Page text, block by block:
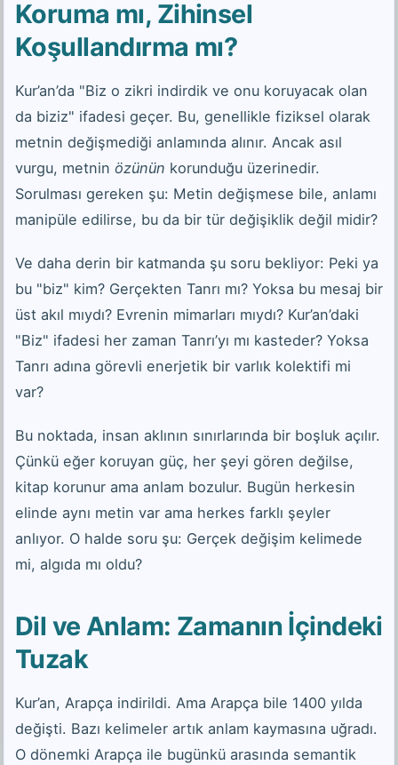
Koruma mı, Zihinsel
Koşullandırma mı?
Kur’an’da "Biz o zikri indirdik ve onu koruyacak olan
da biziz" ifadesi geçer. Bu, genellikle fiziksel olarak
metnin değişmediği anlamında alınır. Ancak asıl
vurgu, metnin özünün korunduğu üzerinedir.
Sorulması gereken şu: Metin değişmese bile, anlamı
manipüle edilirse, bu da bir tür değişiklik değil midir?
Ve daha derin bir katmanda şu soru bekliyor: Peki ya
bu "biz" kim? Gerçekten Tanrı mı? Yoksa bu mesaj bir
üst akıl mıydı? Evrenin mimarları mıydı? Kur’an’daki
"Biz" ifadesi her zaman Tanrı’yı mı kasteder? Yoksa
Tanrı adına görevli enerjetik bir varlık kolektifi mi
var?
Bu noktada, insan aklının sınırlarında bir boşluk açılır.
Çünkü eğer koruyan güç, her şeyi gören değilse,
kitap korunur ama anlam bozulur. Bugün herkesin
elinde aynı metin var ama herkes farklı şeyler
anlıyor. O halde soru şu: Gerçek değişim kelimede
mi, algıda mı oldu?
Dil ve Anlam: Zamanın İçindeki
Tuzak
Kur’an, Arapça indirildi. Ama Arapça bile 1400 yılda
değişti. Bazı kelimeler artık anlam kaymasına uğradı.
O dönemki Arapça ile bugünkü arasında semantik